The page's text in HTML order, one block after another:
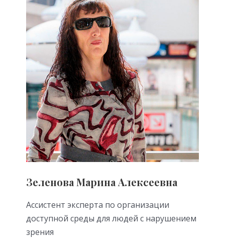
Зеленова Марина Алексеевна
Ассистент эксперта по организации
доступной среды для людей с нарушением
зрения